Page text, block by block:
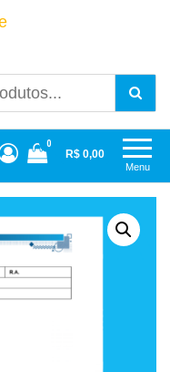
UniCesumar
Menu
0
R$ 0,00